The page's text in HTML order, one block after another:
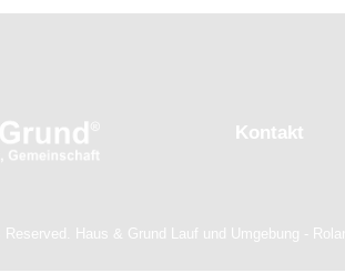
Kontakt
Haus & Grund Lauf und Umgebung -